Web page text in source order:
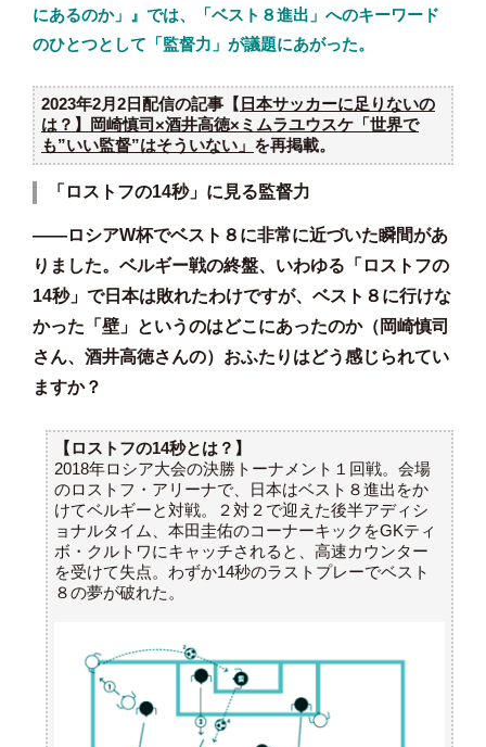
にあるのか」』では、「ベスト８進出」へのキーワード
のひとつとして「監督力」が議題にあがった。
2023年2月2日配信の記事【 日本サッカーに足りないの
は？】岡崎慎司×酒井高徳×ミムラユウスケ「世界で
も”いい監督”はそういない」 を再掲載。
「ロストフの14秒」に見る監督力
――ロシアW杯でベスト８に非常に近づいた瞬間があ
りました。ベルギー戦の終盤、いわゆる「ロストフの
14秒」で日本は敗れたわけですが、ベスト８に行けな
かった「壁」というのはどこにあったのか（岡崎慎司
さん、酒井高徳さんの）おふたりはどう感じられてい
ますか？
【ロストフの14秒とは？】
2018年ロシア大会の決勝トーナメント１回戦。会場
のロストフ・アリーナで、日本はベスト８進出をか
けてベルギーと対戦。２対２で迎えた後半アディシ
ョナルタイム、本田圭佑のコーナーキックをGKティ
ボ・クルトワにキャッチされると、高速カウンター
を受けて失点。わずか14秒のラストプレーでベスト
８の夢が破れた。